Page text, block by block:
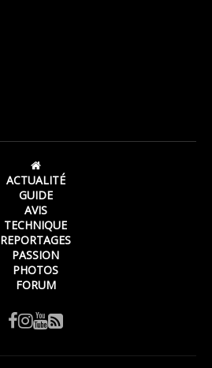
ACTUALITÉ
GUIDE
AVIS
TECHNIQUE
REPORTAGES
PASSION
PHOTOS
FORUM